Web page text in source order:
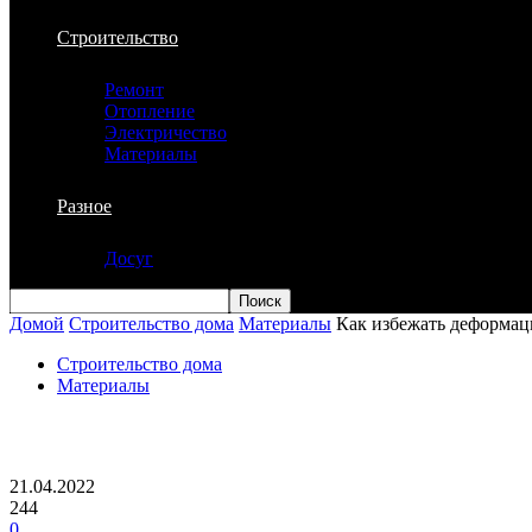
Строительство
Ремонт
Отопление
Электричество
Материалы
Разное
Досуг
Домой Строительство дома Материалы Как избежать
Строительство дома
Материалы
21.04.2022
244